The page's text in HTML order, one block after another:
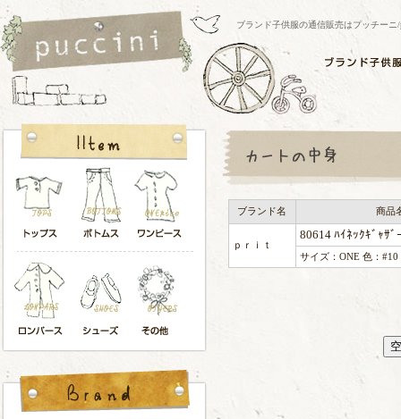
ブランド子供服の通信販売はプッチー
ブランド名 商品
ｐｒｉｔ
80614 ﾊｲﾈｯｸｷﾞｬｻﾞ
サイズ：ONE 色：#10